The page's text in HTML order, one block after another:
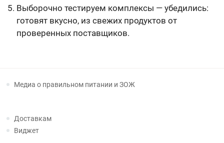
Выборочно тестируем комплексы — убедились:
готовят вкусно, из свежих продуктов от
проверенных поставщиков.
Медиа о правильном питании и ЗОЖ
Доставкам
Виджет